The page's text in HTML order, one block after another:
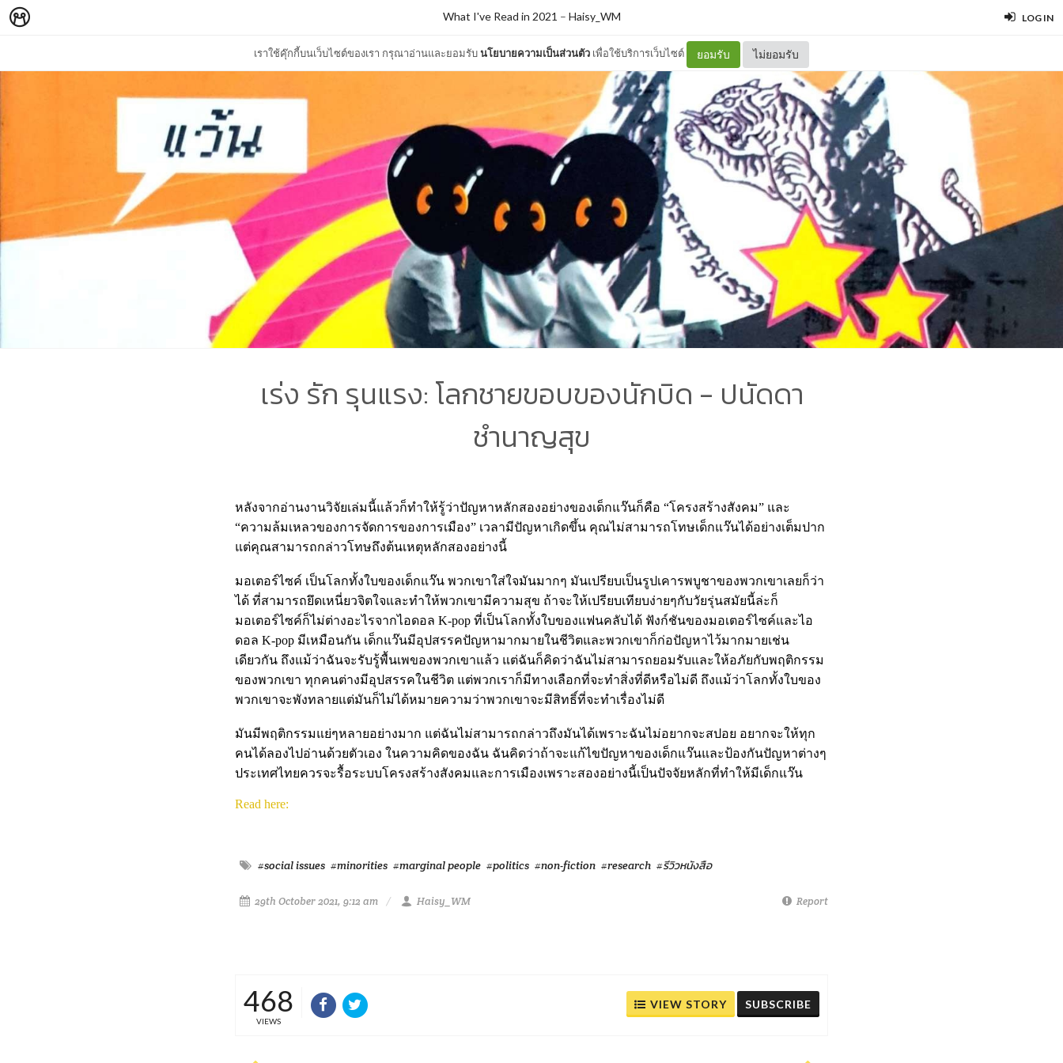
LOG IN
เราใช้คุ๊กกี้บนเว็บไซต์ของเรา กรุณาอ่านและยอมรับนโยบายความเป็นส่วนตัว เพื่อใช้บริการเว็บไซต์ ยอมรับ ไม่ยอมรับ
What I've Read in 2021 – Haisy_WM
เร่ง รัก รุนแรง: โลกชายขอบของนักบิด - ปนัดดา
ชำนาญสุข
หลังจากอ่านงานวิจัยเล่มนี้แล้วก็ทำให้รู้ว่าปัญหาหลักสองอย่างของเด็กแว๊นก็คือ “โครงสร้างสังคม” และ
“ความล้มเหลวของการจัดการของการเมือง” เวลามีปัญหาเกิดขึ้น คุณไม่สามารถโทษเด็กแว๊นได้อย่างเต็มปาก
แต่คุณสามารถกล่าวโทษถึงต้นเหตุหลักสองอย่างนี้
มอเตอร์ไซค์ เป็นโลกทั้งใบของเด็กแว๊น พวกเขาใส่ใจมันมากๆ มันเปรียบเป็นรูปเคารพบูชาของพวกเขาเลยก็ว่า
ได้ ที่สามารถยึดเหนี่ยวจิตใจและทำให้พวกเขามีความสุข ถ้าจะให้เปรียบเทียบง่ายๆกับวัยรุ่นสมัยนี้ล่ะก็
มอเตอร์ไซค์ก็ไม่ต่างอะไรจากไอดอล K-pop ที่เป็นโลกทั้งใบของแฟนคลับได้ ฟังก์ชันของมอเตอร์ไซค์และไอ
ดอล K-pop มีเหมือนกัน เด็กแว๊นมีอุปสรรคปัญหามากมายในชีวิตและพวกเขาก็ก่อปัญหาไว้มากมายเช่น
เดียวกัน ถึงแม้ว่าฉันจะรับรู้พื้นเพของพวกเขาแล้ว แต่ฉันก็คิดว่าฉันไม่สามารถยอมรับและให้อภัยกับพฤติกรรม
ของพวกเขา ทุกคนต่างมีอุปสรรคในชีวิต แต่พวกเราก็มีทางเลือกที่จะทำสิ่งที่ดีหรือไม่ดี ถึงแม้ว่าโลกทั้งใบของ
พวกเขาจะพังทลายแต่มันก็ไม่ได้หมายความว่าพวกเขาจะมีสิทธิ์ที่จะทำเรื่องไม่ดี
มันมีพฤติกรรมแย่ๆหลายอย่างมาก แต่ฉันไม่สามารถกล่าวถึงมันได้เพราะฉันไม่อยากจะสปอย อยากจะให้ทุก
คนได้ลองไปอ่านด้วยตัวเอง ในความคิดของฉัน ฉันคิดว่าถ้าจะแก้ไขปัญหาของเด็กแว๊นและป้องกันปัญหาต่างๆ
ประเทศไทยควรจะรื้อระบบโครงสร้างสังคมและการเมืองเพราะสองอย่างนี้เป็นปัจจัยหลักที่ทำให้มีเด็กแว๊น
Read here:
#social issues #minorities #marginal people #politics #non-fiction #research #รีวิวหนังสือ
29th October 2021, 9:12 am Haisy_WM Report
468
VIEWS
VIEW STORY SUBSCRIBE